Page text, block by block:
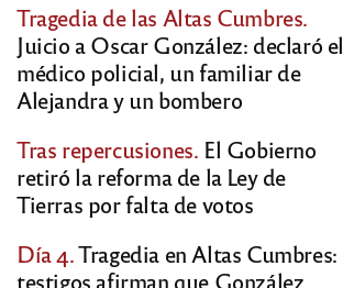
Tragedia de las Altas Cumbres.
Juicio a Oscar González: declaró el
médico policial, un familiar de
Alejandra y un bombero
Tras repercusiones. El Gobierno
retiró la reforma de la Ley de
Tierras por falta de votos
Día 4.Tragedia en Altas Cumbres:
testigos afirman que González